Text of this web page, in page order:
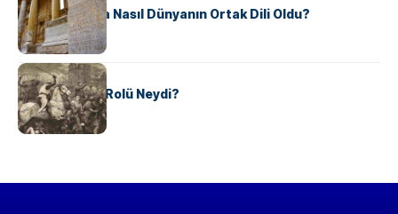
Antik Yunanca Nasıl Dünyanın Ortak Dili Oldu?
KÜLTÜR
Valdensler’in Rolü Neydi?